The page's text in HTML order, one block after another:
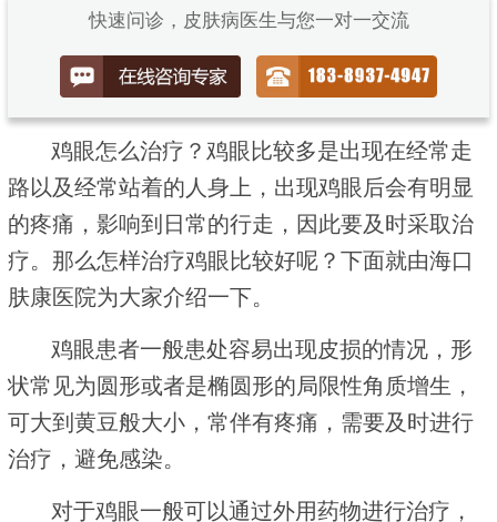
快速问诊，皮肤病医生与您一对一交流
鸡眼怎么治疗？鸡眼比较多是出现在经常走
路以及经常站着的人身上，出现鸡眼后会有明显
的疼痛，影响到日常的行走，因此要及时采取治
疗。那么怎样治疗鸡眼比较好呢？下面就由海口
肤康医院为大家介绍一下。
鸡眼患者一般患处容易出现皮损的情况，形
状常见为圆形或者是椭圆形的局限性角质增生，
可大到黄豆般大小，常伴有疼痛，需要及时进行
治疗，避免感染。
对于鸡眼一般可以通过外用药物进行治疗，